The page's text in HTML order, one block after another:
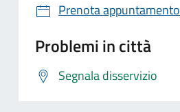
Prenota appuntamento
Problemi in città
Segnala disservizio